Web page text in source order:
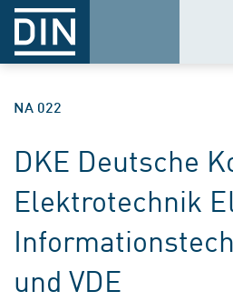
NA 022
DKE Deutsche
Elektrotechnik
und VDE